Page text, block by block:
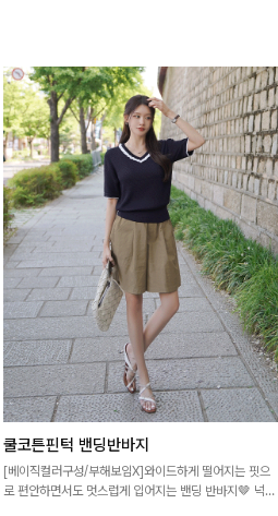
쿨코튼핀턱 밴딩반바지
[베이직컬러구성/부해보임X]와이드하게 떨어지는 핏으
로 편안하면서도 멋스럽게 입어지는 밴딩 반바지🤎 넉넉